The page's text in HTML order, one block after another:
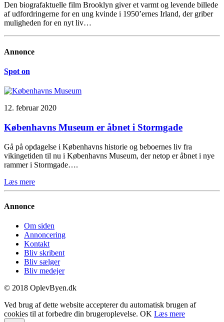
Den biografaktuelle film Brooklyn giver et varmt og levende billede
af udfordringerne for en ung kvinde i 1950’ernes Irland, der griber
muligheden for en nyt liv…
Annonce
Spot on
12. februar 2020
Københavns Museum er åbnet i Stormgade
Gå på opdagelse i Københavns historie og beboernes liv fra
vikingetiden til nu i Københavns Museum, der netop er åbnet i nye
rammer i Stormgade….
Læs mere
Annonce
Om siden
Annoncering
Kontakt
Bliv skribent
Bliv sælger
Bliv medejer
© 2018 OplevByen.dk
Ved brug af dette website accepterer du automatisk brugen af
cookies til at forbedre din brugeroplevelse. OK Læs mere